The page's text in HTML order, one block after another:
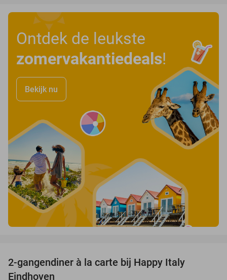
Ontdek de leukste
zomervakantiedeals!
Bekijk nu
2-gangendiner à la carte bij Happy Italy
Eindhoven